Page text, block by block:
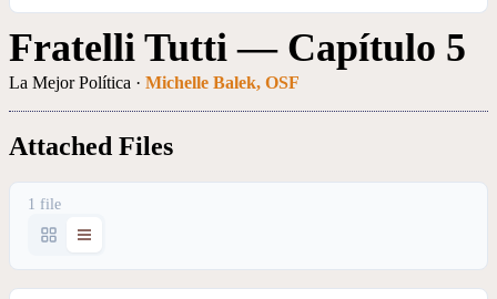
Fratelli Tutti — Capítulo 5
La Mejor Política · Michelle Balek, OSF
Attached Files
1 file